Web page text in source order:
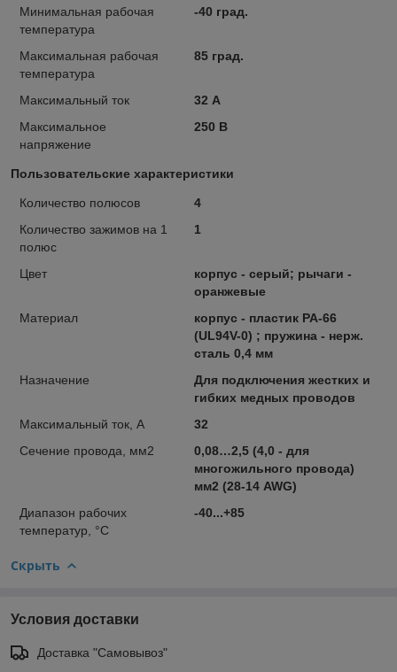
Минимальная рабочая
температура
-40 град.
Максимальная рабочая
температура
85 град.
Максимальный ток
32 А
Максимальное
напряжение
250 В
Пользовательские характеристики
Количество полюсов
4
Количество зажимов на 1
полюс
1
Цвет
корпус - серый; рычаги -
оранжевые
Материал
корпус - пластик PA-66
(UL94V-0) ; пружина - нерж.
сталь 0,4 мм
Назначение
Для подключения жестких и
гибких медных проводов
Максимальный ток, А
32
Сечение провода, мм2
0,08…2,5 (4,0 - для
многожильного провода)
мм2 (28-14 AWG)
Диапазон рабочих
температур, °C
-40...+85
Скрыть
Условия доставки
Доставка "Самовывоз"